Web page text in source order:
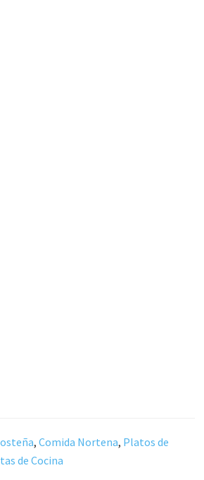
,Comida Nortena, Platos de
de Cocina